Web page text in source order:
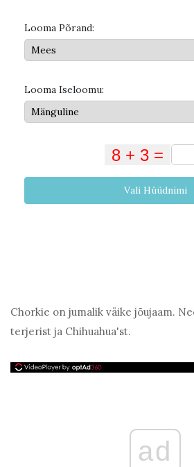
Looma Põrand:
Looma Iseloomu:
Vali Hüüdnimi
Chorkie on jumalik väike jõujaam.
terjerist ja Chihuahua'st.
ad